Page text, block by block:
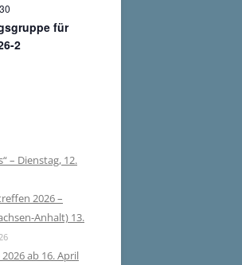
für
2
– Dienstag, 12.
2026 –
Anhalt) 13.
ab 16. April